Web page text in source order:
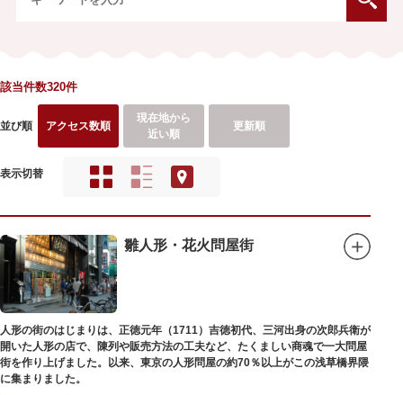
該当件数320件
並び順 アクセス数順
現在地から
近い順
更新順
表示切替
雛人形・花火問屋街
人形の街のはじまりは、正徳元年（1711）吉徳初代、三河出身の次郎兵衛が
開いた人形の店で、陳列や販売方法の工夫など、たくましい商魂で一大問屋
街を作り上げました。以来、東京の人形問屋の約70％以上がこの浅草橋界隈
に集まりました。